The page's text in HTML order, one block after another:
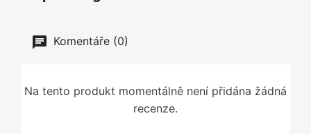
Komentáře (0)
Na tento produkt momentálně není přidána žádná
recenze.